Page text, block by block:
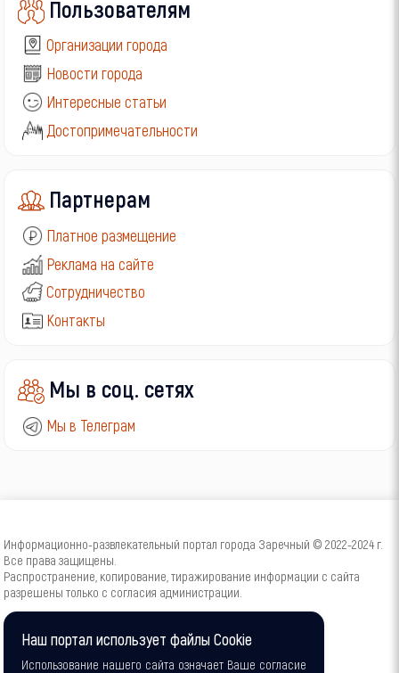
Пользователям
Организации города
Новости города
Интересные статьи
Достопримечательности
Партнерам
Платное размещение
Реклама на сайте
Сотрудничество
Контакты
Мы в соц. сетях
Мы в Телеграм
Информационно-развлекательный портал города Заречный © 2022-2024 г.
Все права защищены.
Распространение, копирование, тиражирование информации с сайта
разрешены только с согласия администрации.
16+Наш портал использует файлы Cookie
Использование нашего сайта означает Ваше согласие